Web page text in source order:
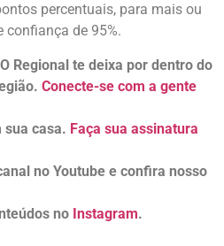
percentuais, para mais ou
confiança de 95%.
Regional te deixa por dentro do
Conecte-se com a gente
sua casa. Faça sua assinatura
no Youtube e confira nosso
no Instagram.